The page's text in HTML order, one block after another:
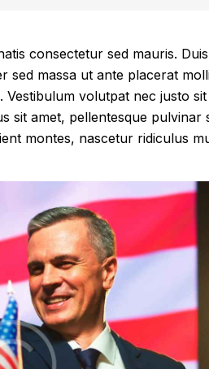
consectetur sed mauris.
sed massa ut ante placerat
volutpat nec justo sit
sit amet, pellentesque pulvinar
montes, nascetur ridiculus